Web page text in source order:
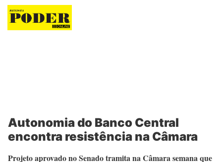
Revista Poder
Autonomia do Banco Central
encontra resistência na Câmara
Projeto aprovado no Senado tramita na Câmara semana que